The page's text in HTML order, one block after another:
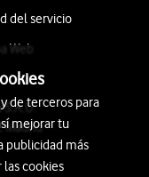
del servicio
Web
Madrid
de terceros para
mejorar tu
publicidad más
las cookies